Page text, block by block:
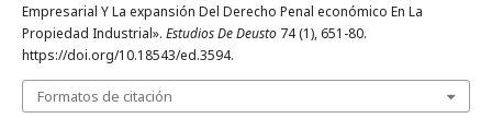
Empresarial Y La expansión Del Derecho Penal económico En La
Propiedad Industrial». Estudios De Deusto 74 (1), 651-80.
https://doi.org/10.18543/ed.3594.
Formatos de citación